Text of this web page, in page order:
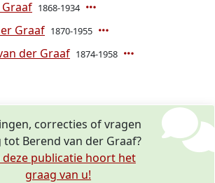
1868-1934
Graaf 1870-1955
der Graaf 1874-1958
correcties of vragen
Berend van der Graaf?
deze publicatie hoort het
graag van u!